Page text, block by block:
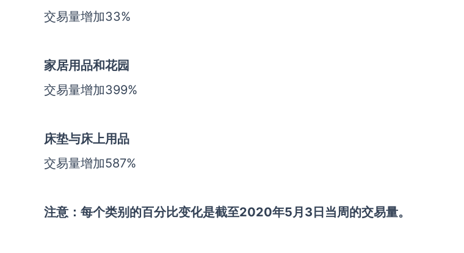
交易量增加33%
家居用品和花园
交易量增加399%
床垫与床上用品
交易量增加587%
注意：每个类别的百分比变化是截至2020年5月3日当周的交易量。